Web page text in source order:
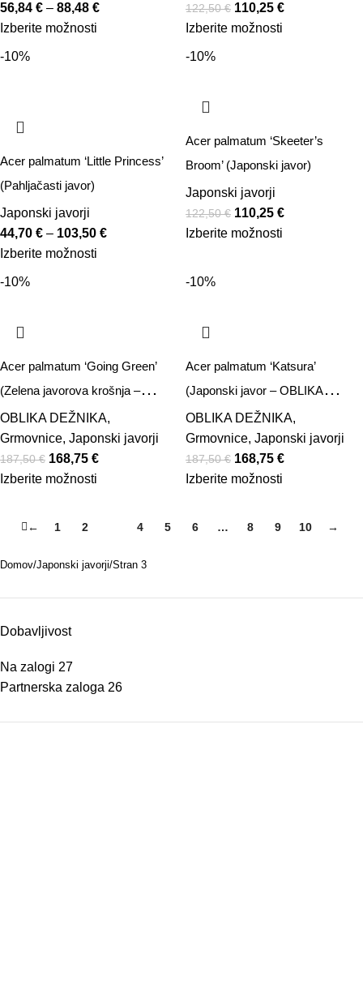
Domov Japonski javorji Stran 3
Dobavljivost
Na zalogi 27
Partnerska zaloga 26
56,84 € – 88,48 €
Izberite možnosti
122,50€ 110,25 €
Izberite možnosti
-10%
Acer palmatum ‘Little Princess’
(Pahljačasti javor)
Japonski javorji
44,70 € – 103,50 €
Izberite možnosti
-10%
Acer palmatum ‘Skeeter’s
Broom’ (Japonski javor)
Japonski javorji
122,50€ 110,25 €
Izberite možnosti
-10%
Acer palmatum ‘Going Green’
(Zelena javorova krošnja –
OBLIKA DEŽNIKA)
OBLIKA DEŽNIKA,
Grmovnice, Japonski javorji
187,50€ 168,75 €
Izberite možnosti
-10%
Acer palmatum ‘Katsura’
(Japonski javor – OBLIKA
DEŽNIKA)
OBLIKA DEŽNIKA,
Grmovnice, Japonski javorji
187,50€ 168,75 €
Izberite možnosti
← 1 2 4 5 6 … 8 9 10 →